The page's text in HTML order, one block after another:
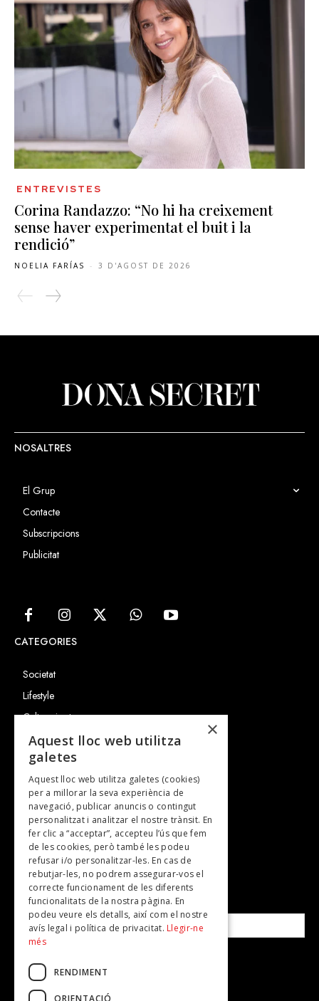
ENTREVISTES
Corina Randazzo: “No hi ha creixement
sense haver experimentat el buit i la
rendició”
NOELIA FARÍAS - 3 D'AGOST DE 2026
NOSALTRES
El Grup
Contacte
Subscripcions
Publicitat
CATEGORIES
Societat
Lifestyle
Cultura i art
Entrevistes
Gastronomia
TV
Plans per fer
Revistes
SUBSCRIU-TE A LA NOSTRA NEWSLETTER!
Correu electrònic*
Accepto lapolítica de privacitat
×
Aquest lloc web utilitza
galetes
Aquest lloc web utilitza galetes (cookies)
per a millorar la seva experiència de
navegació, publicar anuncis o contingut
personalitzat i analitzar el nostre trànsit. En
fer clic a “acceptar”, accepteu l’ús que fem
de les cookies, però també les podeu
refusar i/o personalitzar-les. En cas de
rebutjar-les, no podrem assegurar-vos el
correcte funcionament de les diferents
funcionalitats de la nostra pàgina. En
podeu veure els detalls, així com el nostre
avís legal i política de privacitat. Llegir-ne
més
RENDIMENT
ORIENTACIÓ